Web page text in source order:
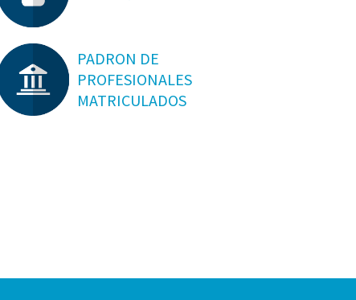
PADRON DE
PROFESIONALES
MATRICULADOS